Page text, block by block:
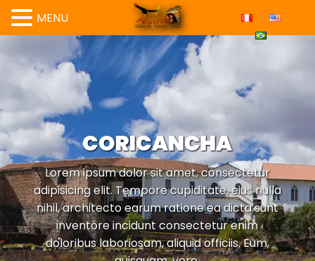
CORICANCHA
Lorem ipsum dolor sit amet, consectetur
adipisicing elit. Tempore cupiditate, eius nulla
nihil, architecto earum ratione ea dicta sunt
inventore incidunt consectetur enim
doloribus laboriosam, aliquid officiis. Eum,
MENU